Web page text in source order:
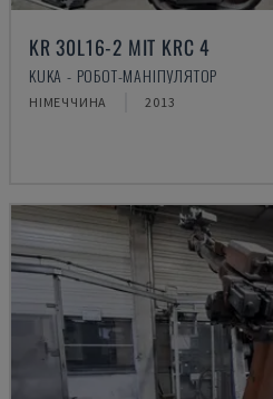
KR 30L16-2 MIT KRC 4
KUKA - РОБОТ-МАНІПУЛЯТОР
НІМЕЧЧИНА 2013